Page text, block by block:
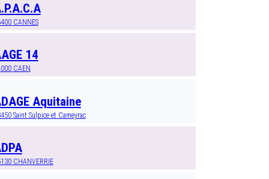
CANNES
14
CAEN
Aquitaine
Saint Sulpice et Cameyrac
CHANVERRIE